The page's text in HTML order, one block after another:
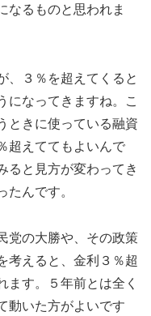
なるものと思われま
、３％を超えてくると
になってきますね。こ
ときに使っている融資
超えててもよいんで
ると見方が変わってき
たんです。
党の大勝や、その政策
考えると、金利３％超
ます。５年前とは全く
動いた方がよいです